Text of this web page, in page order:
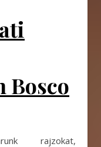
Bosco
rajzokat,